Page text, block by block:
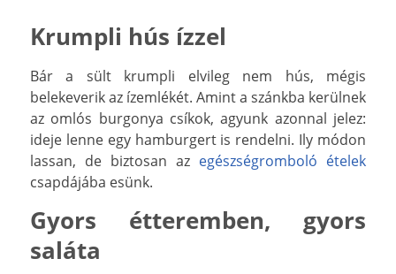
Krumpli hús ízzel
Bár a sült krumpli elvileg nem hús, mégis
belekeverik az ízemlékét. Amint a szánkba kerülnek
az omlós burgonya csíkok, agyunk azonnal jelez:
ideje lenne egy hamburgert is rendelni. Ily módon
lassan, de biztosan az egészségromboló ételek
csapdájába esünk.
Gyors étteremben, gyors
saláta